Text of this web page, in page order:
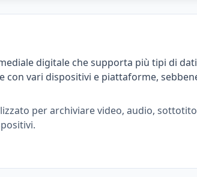
digitale che supporta più tipi di dati
con vari dispositivi e piattaforme,
per archiviare video, audio,